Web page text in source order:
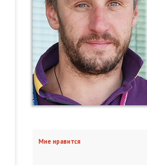
Мне нравится